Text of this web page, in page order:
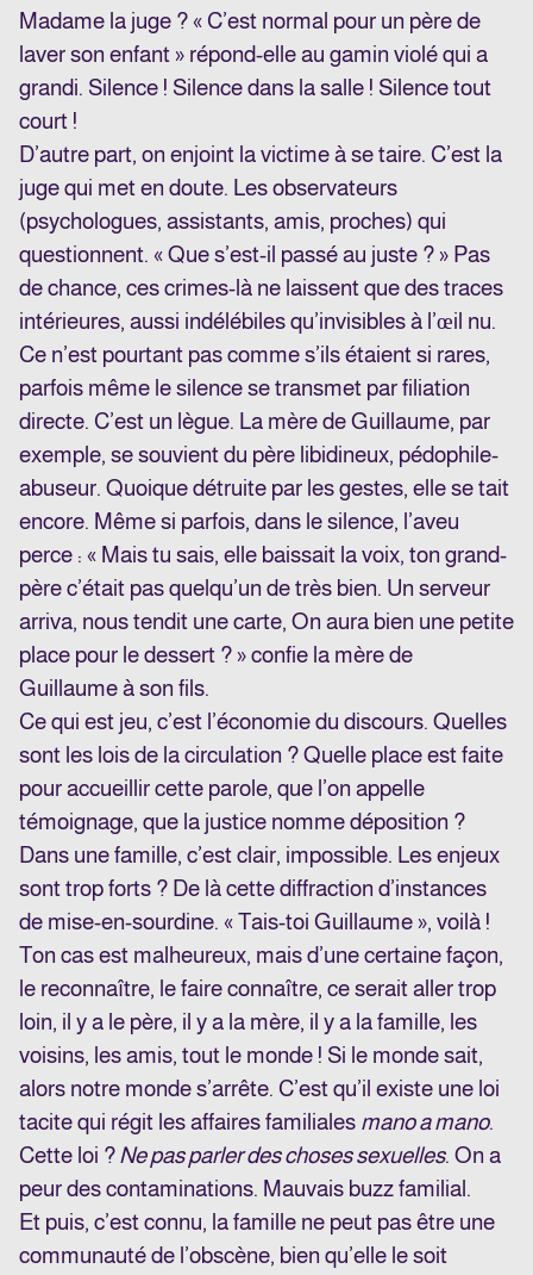
Madame la juge ? « C’est normal pour un père de
laver son enfant » répond-elle au gamin violé qui a
grandi. Silence ! Silence dans la salle ! Silence tout
court !
D’autre part, on enjoint la victime à se taire. C’est la
juge qui met en doute. Les observateurs
(psychologues, assistants, amis, proches) qui
questionnent. « Que s’est-il passé au juste ? » Pas
de chance, ces crimes-là ne laissent que des traces
intérieures, aussi indélébiles qu’invisibles à l’œil nu.
Ce n’est pourtant pas comme s’ils étaient si rares,
parfois même le silence se transmet par filiation
directe. C’est un lègue. La mère de Guillaume, par
exemple, se souvient du père libidineux, pédophile-
abuseur. Quoique détruite par les gestes, elle se tait
encore. Même si parfois, dans le silence, l’aveu
perce : « Mais tu sais, elle baissait la voix, ton grand-
père c’était pas quelqu’un de très bien. Un serveur
arriva, nous tendit une carte, On aura bien une petite
place pour le dessert ? » confie la mère de
Guillaume à son fils.
Ce qui est jeu, c’est l’économie du discours. Quelles
sont les lois de la circulation ? Quelle place est faite
pour accueillir cette parole, que l’on appelle
témoignage, que la justice nomme déposition ?
Dans une famille, c’est clair, impossible. Les enjeux
sont trop forts ? De là cette diffraction d’instances
de mise-en-sourdine. « Tais-toi Guillaume », voilà !
Ton cas est malheureux, mais d’une certaine façon,
le reconnaître, le faire connaître, ce serait aller trop
loin, il y a le père, il y a la mère, il y a la famille, les
voisins, les amis, tout le monde ! Si le monde sait,
alors notre monde s’arrête. C’est qu’il existe une loi
tacite qui régit les affaires familiales mano a mano.
Cette loi ?Ne pas parler des choses sexuelles. On a
peur des contaminations. Mauvais buzz familial.
Et puis, c’est connu, la famille ne peut pas être une
communauté de l’obscène, bien qu’elle le soit